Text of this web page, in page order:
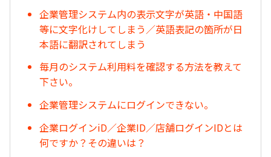
企業管理システム内の表示文字が英語・中国語
等に文字化けしてしまう／英語表記の箇所が日
本語に翻訳されてしまう
毎月のシステム利用料を確認する方法を教えて
下さい。
企業管理システムにログインできない。
企業ログインiD／企業ID／店舗ログインIDとは
何ですか？その違いは？